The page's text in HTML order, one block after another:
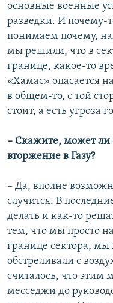
основные военные
разведки. И почему-
понимаем почему,
мы решили, что в
границе, какое-то
«Хамас» опасается
в общем-то, с той
стоит, а есть угроза
– Скажите, может ли
вторжение в Газу?
– Да, вполне
случится. В
делать и как-то
тем, что мы просто
границе сектора,
обстреливали с
считалось, что этим
месседжи до